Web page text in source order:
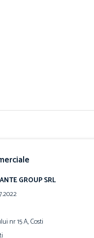
GROUP SRL
nr 15 A, Costi